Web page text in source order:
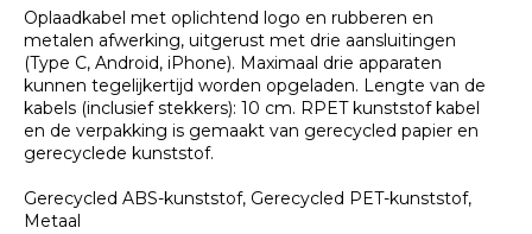
Oplaadkabel met oplichtend logo en rubberen en
metalen afwerking, uitgerust met drie aansluitingen
(Type C, Android, iPhone). Maximaal drie apparaten
kunnen tegelijkertijd worden opgeladen. Lengte van de
kabels (inclusief stekkers): 10 cm. RPET kunststof kabel
en de verpakking is gemaakt van gerecycled papier en
gerecyclede kunststof.
Gerecycled ABS-kunststof, Gerecycled PET-kunststof,
Metaal